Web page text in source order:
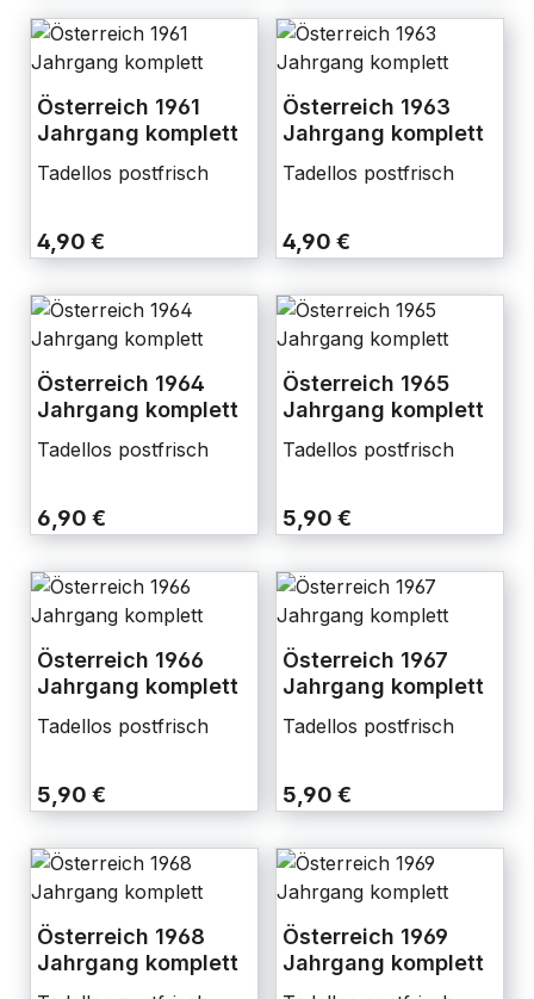
Österreich 1961
Jahrgang komplett
Tadellos postfrisch
4,90 €
Österreich 1963
Jahrgang komplett
Tadellos postfrisch
4,90 €
Österreich 1964
Jahrgang komplett
Tadellos postfrisch
6,90 €
Österreich 1965
Jahrgang komplett
Tadellos postfrisch
5,90 €
Österreich 1966
Jahrgang komplett
Tadellos postfrisch
5,90 €
Österreich 1967
Jahrgang komplett
Tadellos postfrisch
5,90 €
Österreich 1968
Jahrgang komplett
Österreich 1969
Jahrgang komplett